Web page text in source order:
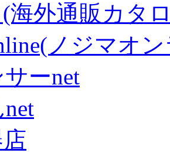
(海外通販カタ
ノジマオ
ーnet